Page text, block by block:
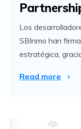
Los
SBInmo han
estratégica,
Read more